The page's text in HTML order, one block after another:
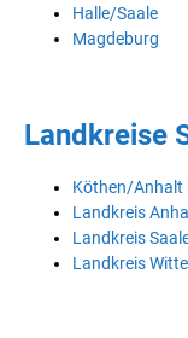
Halle/Saale
Magdeburg
Landkreise
Köthen/Anhalt
Landkreis
Landkreis
Landkreis